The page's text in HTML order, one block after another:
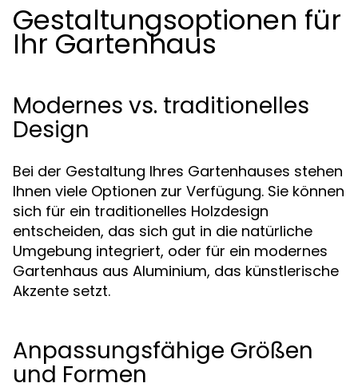
Gestaltungsoptionen für
Ihr Gartenhaus
Modernes vs. traditionelles
Design
Bei der Gestaltung Ihres Gartenhauses stehen
Ihnen viele Optionen zur Verfügung. Sie können
sich für ein traditionelles Holzdesign
entscheiden, das sich gut in die natürliche
Umgebung integriert, oder für ein modernes
Gartenhaus aus Aluminium, das künstlerische
Akzente setzt.
Anpassungsfähige Größen
und Formen